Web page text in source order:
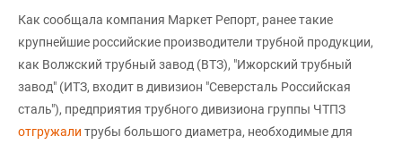
Как сообщала компания Маркет Репорт, ранее такие
крупнейшие российские производители трубной продукции,
как Волжский трубный завод (ВТЗ), "Ижорский трубный
завод" (ИТЗ, входит в дивизион "Северсталь Российская
сталь"), предприятия трубного дивизиона группы ЧТПЗ
отгружали трубы большого диаметра, необходимые для